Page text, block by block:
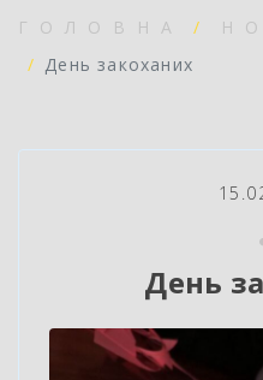
ГОЛОВНА
День закоханих
День